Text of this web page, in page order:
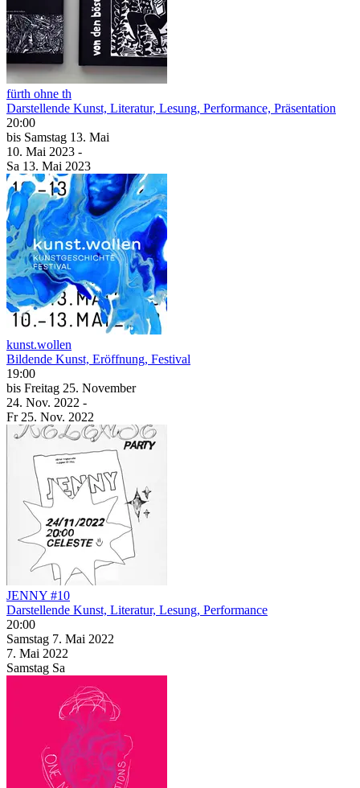
fürth ohne th
Darstellende Kunst, Literatur, Lesung, Performance, Präsentation
20:00
bis Samstag 13. Mai
10. Mai 2023 -
Sa 13. Mai 2023
kunst.wollen
Bildende Kunst, Eröffnung, Festival
19:00
bis Freitag 25. November
24. Nov. 2022 -
Fr 25. Nov. 2022
JENNY #10
Darstellende Kunst, Literatur, Lesung, Performance
20:00
Samstag 7. Mai 2022
7. Mai 2022
Samstag Sa